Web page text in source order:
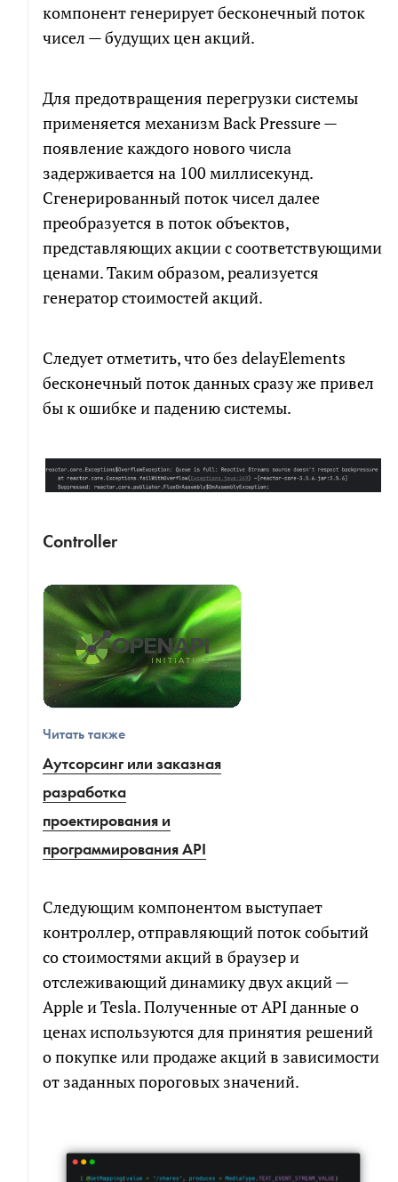
компонент генерирует бесконечный поток
чисел — будущих цен акций.
Для предотвращения перегрузки системы
применяется механизм Back Pressure —
появление каждого нового числа
задерживается на 100 миллисекунд.
Сгенерированный поток чисел далее
преобразуется в поток объектов,
представляющих акции с соответствующими
ценами. Таким образом, реализуется
генератор стоимостей акций.
Следует отметить, что без delayElements
бесконечный поток данных сразу же привел
бы к ошибке и падению системы.
Controller
Читать также
Аутсорсинг или заказная
разработка
проектирования и
программирования API
Следующим компонентом выступает
контроллер, отправляющий поток событий
со стоимостями акций в браузер и
отслеживающий динамику двух акций —
Apple и Tesla. Полученные от API данные о
ценах используются для принятия решений
о покупке или продаже акций в зависимости
от заданных пороговых значений.
СКАЧАТЬ ФАЙЛ